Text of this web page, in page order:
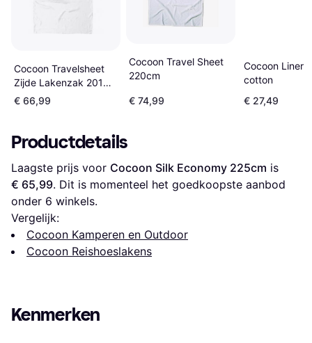
Cocoon Travelsheet
Zijde Lakenzak 2019
Wit
€ 66,99
Cocoon Travel Sheet
220cm
€ 74,99
Cocoon Liner
cotton
€ 27,49
Productdetails
Laagste prijs voor Cocoon Silk Economy 225cm
€ 65,99. Dit is momenteel het goedkoopste aanbod
onder 6 winkels.
Vergelijk:
Cocoon Kamperen en Outdoor
Cocoon Reishoeslakens
Kenmerken